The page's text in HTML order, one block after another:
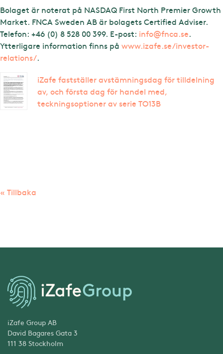
Bolaget är noterat på NASDAQ First North Premier Growth
Market. FNCA Sweden AB är bolagets Certified Adviser.
Telefon: +46 (0) 8 528 00 399. E-post: info@fnca.se.
Ytterligare information finns på www.izafe.se/investor-
relations/.
iZafe fastställer avstämningsdag för tilldelning
av, och första dag för handel med,
teckningsoptioner av serie TO13B
« Tillbaka
iZafe Group AB
David Bagares Gata 3
111 38 Stockholm